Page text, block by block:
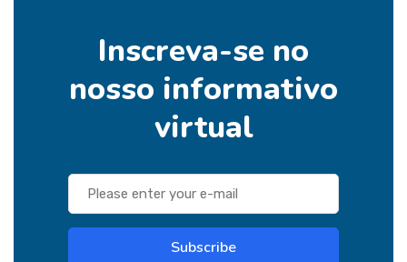
Inscreva-se no
nosso informativo
virtual
Subscribe